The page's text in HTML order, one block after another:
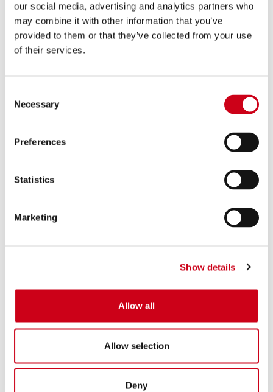
our social media, advertising and analytics partners who
may combine it with other information that you’ve
provided to them or that they’ve collected from your use
of their services.
Selection
Necessary
Preferences
Statistics
Marketing
Show details
Allow all
Allow selection
Deny
B29A-85T
Échappement Adventure titane
PRODUIT